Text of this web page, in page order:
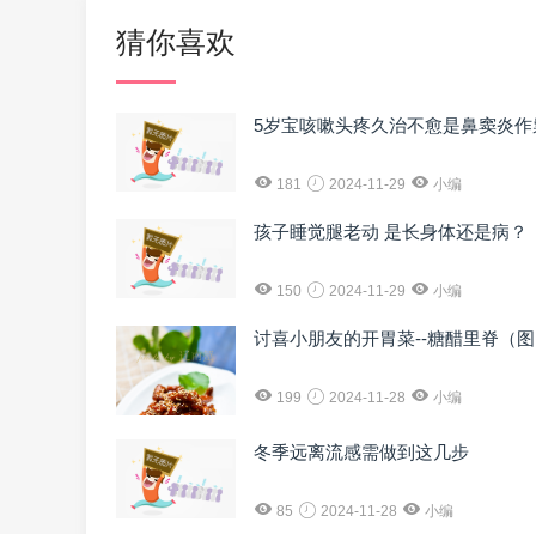
猜你喜欢
5岁宝咳嗽头疼久治不愈是鼻窦炎作
181 2024-11-29 小编
孩子睡觉腿老动 是长身体还是病？
150 2024-11-29 小编
讨喜小朋友的开胃菜--糖醋里脊（
199 2024-11-28 小编
冬季远离流感需做到这几步
85 2024-11-28 小编